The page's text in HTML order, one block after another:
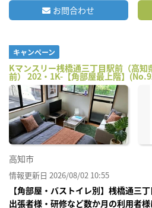
お問合わせ
キャンペーン
Kマンスリー桟橋通三丁目駅前（高知
前） 202・1K-【角部屋最上階】
高知市
情報更新日 2026/08/02 10:55
【角部屋・バストイレ別】桟橋通
出張者様・研修など数か月の利用者様